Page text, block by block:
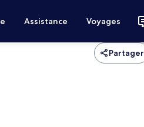
Assistance Voyages
Partager